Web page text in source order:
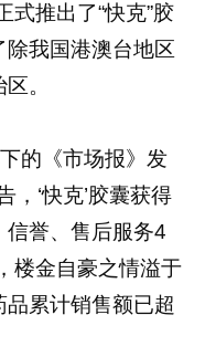
推出了“快克”胶
我国港澳台地区
。
的《市场报》发
，‘快克’胶囊获得
誉、售后服务4
楼金自豪之情溢于
累计销售额已超